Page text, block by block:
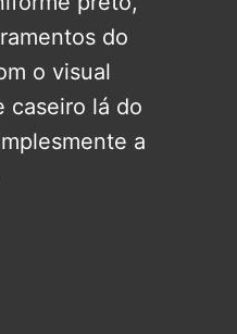
do
o visual
caseiro lá do
a